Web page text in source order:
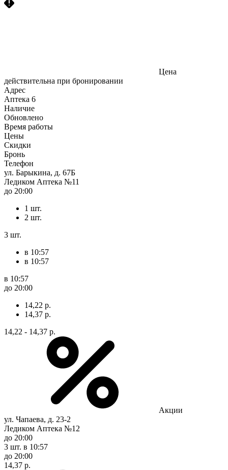
Цена
действительна при бронировании
Адрес
Аптека 6
Наличие
Обновлено
Время работы
Цены
Скидки
Бронь
Телефон
ул. Барыкина, д. 67Б
Ледиком Аптека №11
до 20:00
1 шт.
2 шт.
3 шт.
в 10:57
в 10:57
в 10:57
до 20:00
14,22 р.
14,37 р.
14,22 - 14,37 р.
Акции
ул. Чапаева, д. 23-2
Ледиком Аптека №12
до 20:00
3 шт. в 10:57
до 20:00
14,37 р.